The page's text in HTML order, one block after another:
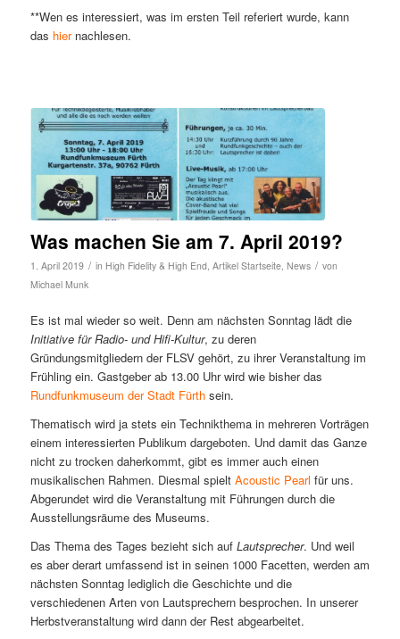
**Wen es interessiert, was im ersten Teil referiert wurde, kann
das hiernachlesen.
Was machen Sie am 7. April 2019?
1. April 2019 / in High Fidelity & High End, Artikel Startseite, News / von
Michael Munk
Es ist mal wieder so weit. Denn am nächsten Sonntag lädt die
Initiative für Radio- und Hifi-Kultur, zu deren
Gründungsmitgliedern der FLSV gehört, zu ihrer Veranstaltung im
Frühling ein. Gastgeber ab 13.00 Uhr wird wie bisher das
Rundfunkmuseum der Stadt Fürthsein.
Thematisch wird ja stets ein Technikthema in mehreren Vorträgen
einem interessierten Publikum dargeboten. Und damit das Ganze
nicht zu trocken daherkommt, gibt es immer auch einen
musikalischen Rahmen. Diesmal spielt Acoustic Pearl für uns.
Abgerundet wird die Veranstaltung mit Führungen durch die
Ausstellungsräume des Museums.
Das Thema des Tages bezieht sich auf Lautsprecher. Und weil
es aber derart umfassend ist in seinen 1000 Facetten, werden am
nächsten Sonntag lediglich die Geschichte und die
verschiedenen Arten von Lautsprechern besprochen. In unserer
Herbstveranstaltung wird dann der Rest abgearbeitet.